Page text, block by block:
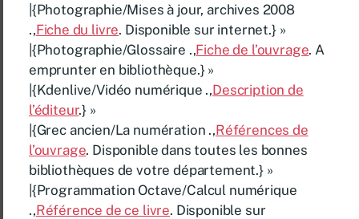
|{Photographie/Mises à jour, archives 2008
.,Fiche du livre. Disponible sur internet.} »
|{Photographie/Glossaire .,Fiche de l’ouvrage. A
emprunter en bibliothèque.} »
|{Kdenlive/Vidéo numérique .,Description de
l’éditeur.} »
|{Grec ancien/La numération .,Références de
l’ouvrage. Disponible dans toutes les bonnes
bibliothèques de votre département.} »
|{Programmation Octave/Calcul numérique
.,Référence de ce livre. Disponible sur